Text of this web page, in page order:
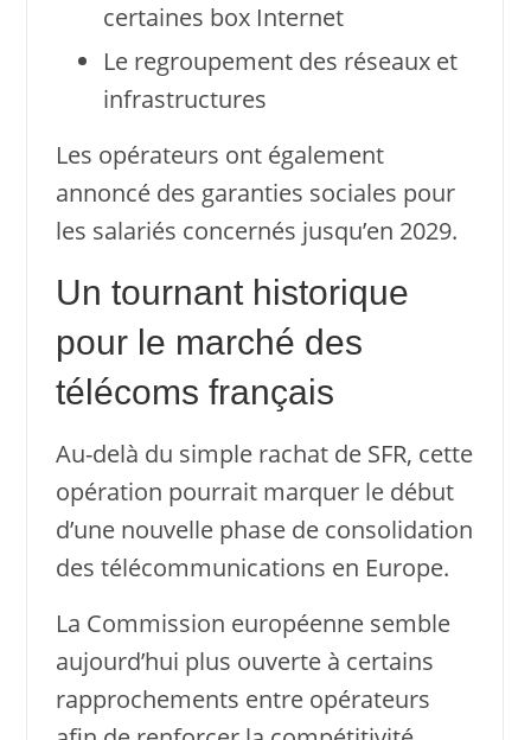
certaines box Internet
Le regroupement des réseaux et
infrastructures
Les opérateurs ont également
annoncé des garanties sociales pour
les salariés concernés jusqu’en 2029.
Un tournant historique
pour le marché des
télécoms français
Au-delà du simple rachat de SFR, cette
opération pourrait marquer le début
d’une nouvelle phase de consolidation
des télécommunications en Europe.
La Commission européenne semble
aujourd’hui plus ouverte à certains
rapprochements entre opérateurs